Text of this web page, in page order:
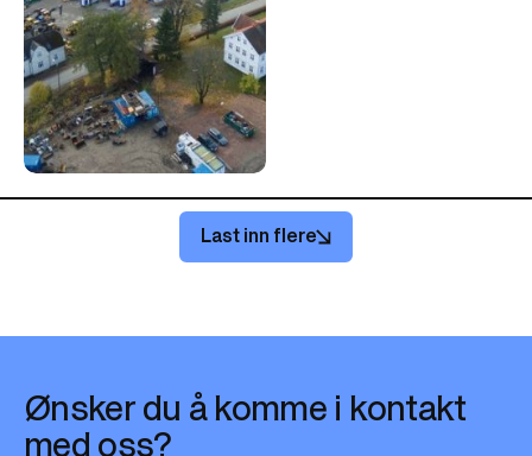
Last inn flere
Ønsker du å komme i kontakt